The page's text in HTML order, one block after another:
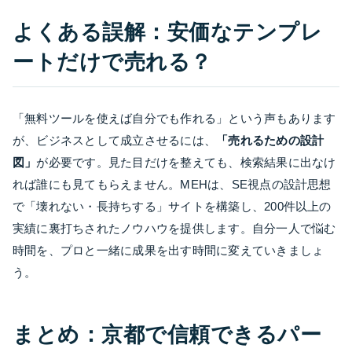
よくある誤解：安価なテンプレ
ートだけで売れる？
「無料ツールを使えば自分でも作れる」という声もあります
が、ビジネスとして成立させるには、
「売れるための設計
図」 が必要です。見た目だけを整えても、検索結果に出なけ
れば誰にも見てもらえません。MEHは、SE視点の設計思想
で「壊れない・長持ちする」サイトを構築し、200件以上の
実績に裏打ちされたノウハウを提供します。自分一人で悩む
時間を、プロと一緒に成果を出す時間に変えていきましょ
う。
まとめ：京都で信頼できるパー